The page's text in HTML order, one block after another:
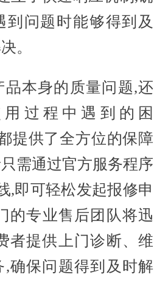
到问题时能够得到及
。
本身的质量问题,还
过程中遇到的困
提供了全方位的保障
需通过官方服务程序
,即可轻松发起报修申
的专业售后团队将迅
者提供上门诊断、维
,确保问题得到及时解